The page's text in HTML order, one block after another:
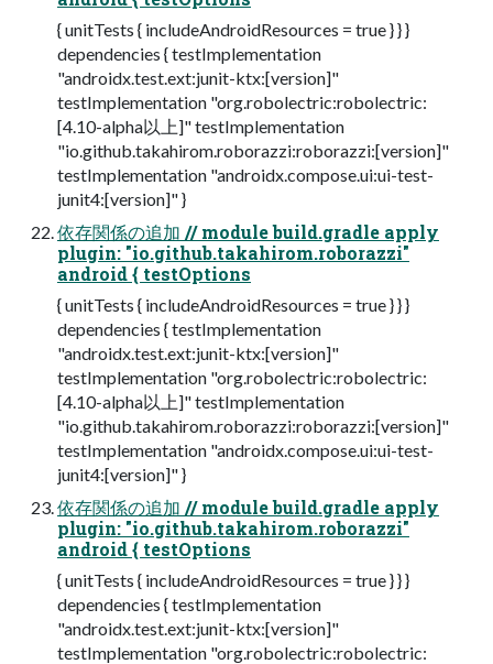
{ unitTests { includeAndroidResources = true } } }
dependencies { testImplementation
"androidx.test.ext:junit-ktx:[version]"
testImplementation "org.robolectric:robolectric:
[4.10-alpha以上]" testImplementation
"io.github.takahirom.roborazzi:roborazzi:[version]"
testImplementation "androidx.compose.ui:ui-test-
junit4:[version]" }
依存関係の追加 // module build.gradle apply
plugin: "io.github.takahirom.roborazzi"
android { testOptions
{ unitTests { includeAndroidResources = true } } }
dependencies { testImplementation
"androidx.test.ext:junit-ktx:[version]"
testImplementation "org.robolectric:robolectric:
[4.10-alpha以上]" testImplementation
"io.github.takahirom.roborazzi:roborazzi:[version]"
testImplementation "androidx.compose.ui:ui-test-
junit4:[version]" }
依存関係の追加 // module build.gradle apply
plugin: "io.github.takahirom.roborazzi"
android { testOptions
{ unitTests { includeAndroidResources = true } } }
dependencies { testImplementation
"androidx.test.ext:junit-ktx:[version]"
testImplementation "org.robolectric:robolectric: